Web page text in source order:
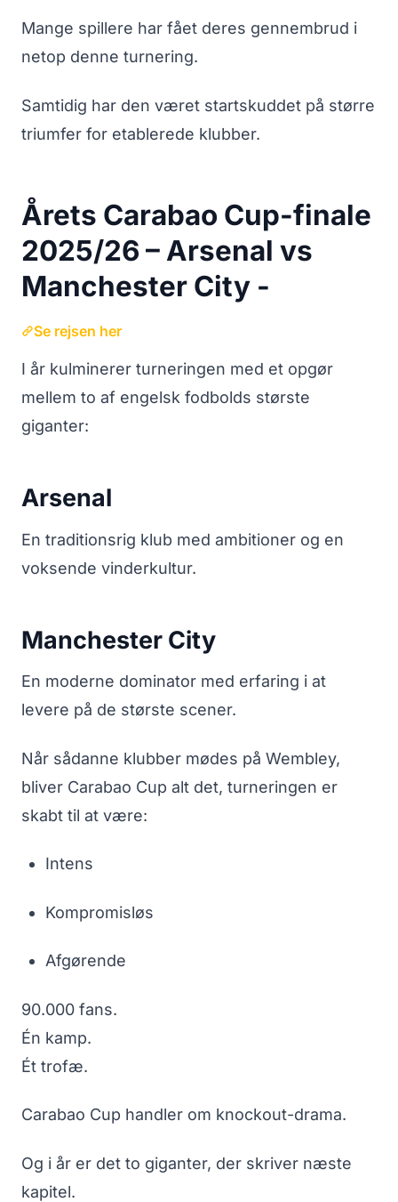
Mange spillere har fået deres gennembrud i
netop denne turnering.
Samtidig har den været startskuddet på større
triumfer for etablerede klubber.
Årets Carabao Cup-finale
2025/26 – Arsenal vs
Manchester City -
Se rejsen her
I år kulminerer turneringen med et opgør
mellem to af engelsk fodbolds største
giganter:
Arsenal
En traditionsrig klub med ambitioner og en
voksende vinderkultur.
Manchester City
En moderne dominator med erfaring i at
levere på de største scener.
Når sådanne klubber mødes på Wembley,
bliver Carabao Cup alt det, turneringen er
skabt til at være:
Intens
Kompromisløs
Afgørende
90.000 fans.
Én kamp.
Ét trofæ.
Carabao Cup handler om knockout-drama.
Og i år er det to giganter, der skriver næste
kapitel.